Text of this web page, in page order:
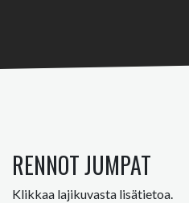
RENNOT JUMPAT
Klikkaa lajikuvasta lisätietoa.